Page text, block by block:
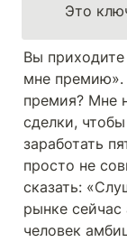
Это
Вы приходите
мне премию».
премия? Мне
сделки,
заработать
просто не
сказать:
рынке
человек